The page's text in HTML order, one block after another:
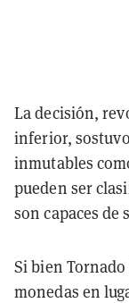
La decisión,
inferior,
inmutables
pueden ser
son capaces de
Si bien Tornado
monedas en